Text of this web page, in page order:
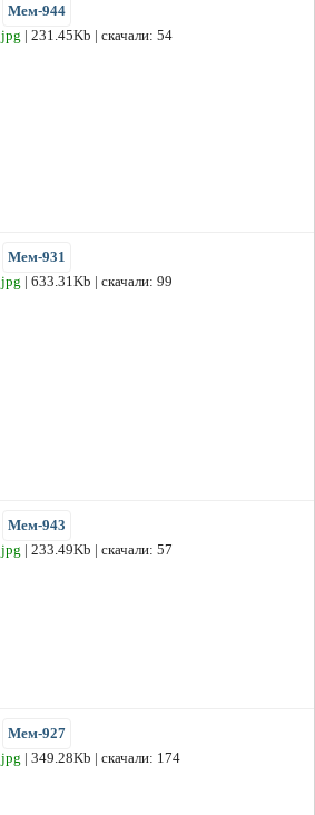
Мем-944
jpg | 231.45Kb | скачали: 54
Мем-931
jpg | 633.31Kb | скачали: 99
Мем-943
jpg | 233.49Kb | скачали: 57
Мем-927
jpg | 349.28Kb | скачали: 174